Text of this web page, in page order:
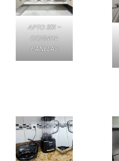
APTO 201 –
COZINHA
PANELAS